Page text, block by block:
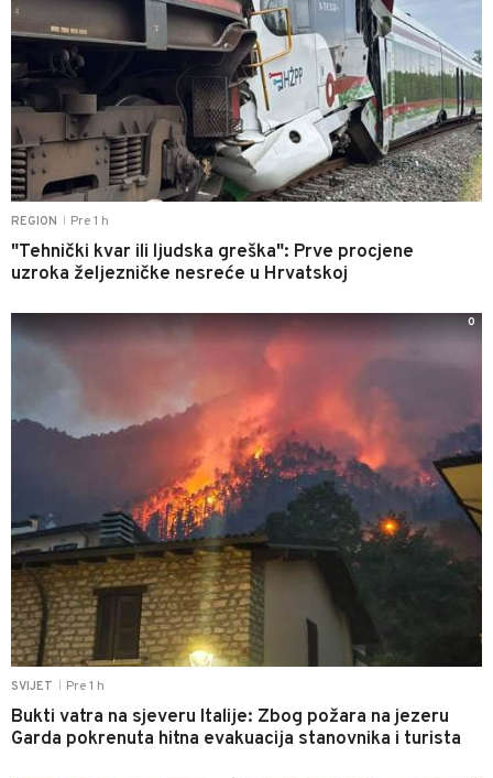
REGION Pre 1 h
"Tehnički kvar ili ljudska greška": Prve procjene
uzroka željezničke nesreće u Hrvatskoj
SVIJET Pre 1 h
Bukti vatra na sjeveru Italije: Zbog požara na jezeru
Garda pokrenuta hitna evakuacija stanovnika i turista
0